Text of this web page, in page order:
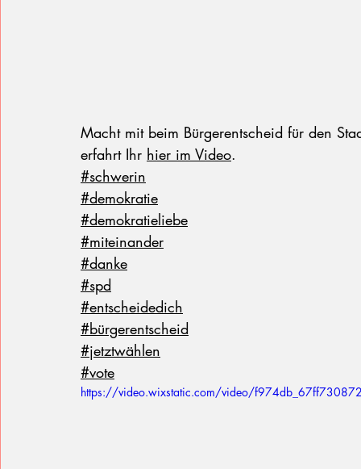
Macht mit beim Bürgerentscheid für den
erfahrt Ihr hier im Video.
#schwerin
#demokratie
#demokratieliebe
#miteinander
#danke
#spd
#entscheidedich
#bürgerentscheid
#jetztwählen
#vote
https://video.wixstatic.com/video/